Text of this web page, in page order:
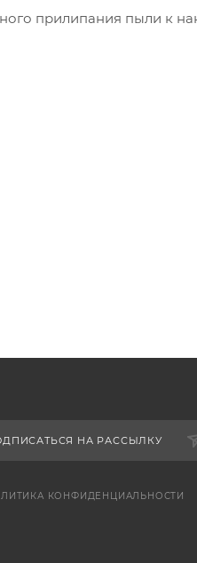
прилипания пыли к
НА РАССЫЛКУ
КОНФИДЕНЦИАЛЬНОСТИ